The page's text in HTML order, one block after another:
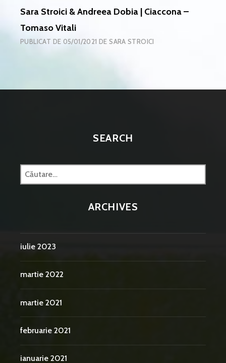
Sara Stroici & Andreea Dobia | Ciaccona –
Tomaso Vitali
PUBLICAT DE 05/01/2021 DESARA STROICI
SEARCH
Caută
după:
ARCHIVES
iulie 2023
martie 2022
martie 2021
februarie 2021
ianuarie 2021